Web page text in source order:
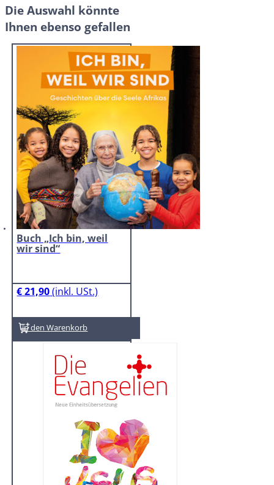
Die Auswahl könnte
Ihnen ebenso gefallen
Buch „Ich bin, weil
wir sind“
€21,90
In den Warenkorb